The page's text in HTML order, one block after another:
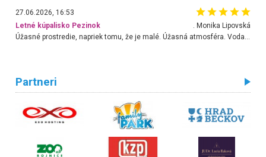
27.06.2026, 16:53
Letné kúpalisko Pezinok
. Monika Lipovská
Úžasné prostredie, napriek tomu, že je malé. Úžasná atmosféra. Voda fantastická a nádherná. Ľudí je pomerne veľa, ale su mili a ohľaduplní. Je veľmi zaujímavé sledovať, ako dokážu spolu športovať cudzí ľudia a bez ohľadu na vek. Vládne tu pohoda. Vnuka neviem dostať z vody. Ďakujem za krásny deň . Urcite sa sem vrátim. Jediný problém je s parkovaním, ale aj ten sa mi podarilo vyriešiť. Monika Bratislava
Partneri